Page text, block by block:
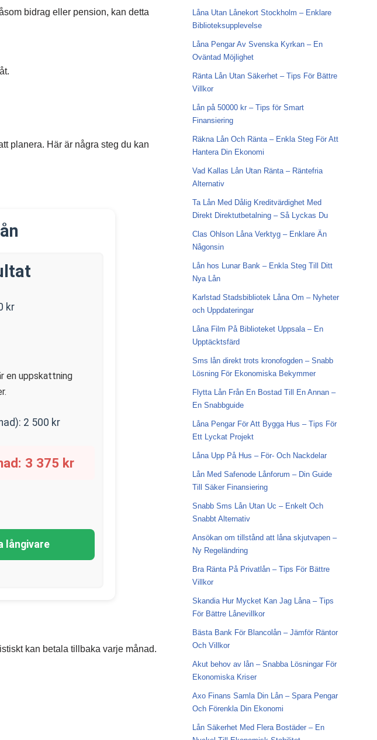
bidrag eller pension, kan detta
planera. Här är några steg du kan
kr
en uppskattning
2 500 kr
3 375 kr
långivare
kan betala tillbaka varje månad.
Låna Utan Lånekort Stockholm – Enklare
Biblioteksupplevelse
Låna Pengar Av Svenska Kyrkan – En
Oväntad Möjlighet
Ränta Lån Utan Säkerhet – Tips För Bättre
Villkor
Lån på 50000 kr – Tips för Smart
Finansiering
Räkna Lån Och Ränta – Enkla Steg För Att
Hantera Din Ekonomi
Vad Kallas Lån Utan Ränta – Räntefria
Alternativ
Ta Lån Med Dålig Kreditvärdighet Med
Direkt Direktutbetalning – Så Lyckas Du
Clas Ohlson Låna Verktyg – Enklare Än
Någonsin
Lån hos Lunar Bank – Enkla Steg Till Ditt
Nya Lån
Karlstad Stadsbibliotek Låna Om – Nyheter
och Uppdateringar
Låna Film På Biblioteket Uppsala – En
Upptäcktsfärd
Sms lån direkt trots kronofogden – Snabb
Lösning För Ekonomiska Bekymmer
Flytta Lån Från En Bostad Till En Annan –
En Snabbguide
Låna Pengar För Att Bygga Hus – Tips För
Ett Lyckat Projekt
Låna Upp På Hus – För- Och Nackdelar
Lån Med Safenode Lånforum – Din Guide
Till Säker Finansiering
Snabb Sms Lån Utan Uc – Enkelt Och
Snabbt Alternativ
Ansökan om tillstånd att låna skjutvapen –
Ny Regeländring
Bra Ränta På Privatlån – Tips För Bättre
Villkor
Skandia Hur Mycket Kan Jag Låna – Tips
För Bättre Lånevillkor
Bästa Bank För Blancolån – Jämför Räntor
Och Villkor
Akut behov av lån – Snabba Lösningar För
Ekonomiska Kriser
Axo Finans Samla Din Lån – Spara Pengar
Och Förenkla Din Ekonomi
Lån Säkerhet Med Flera Bostäder – En